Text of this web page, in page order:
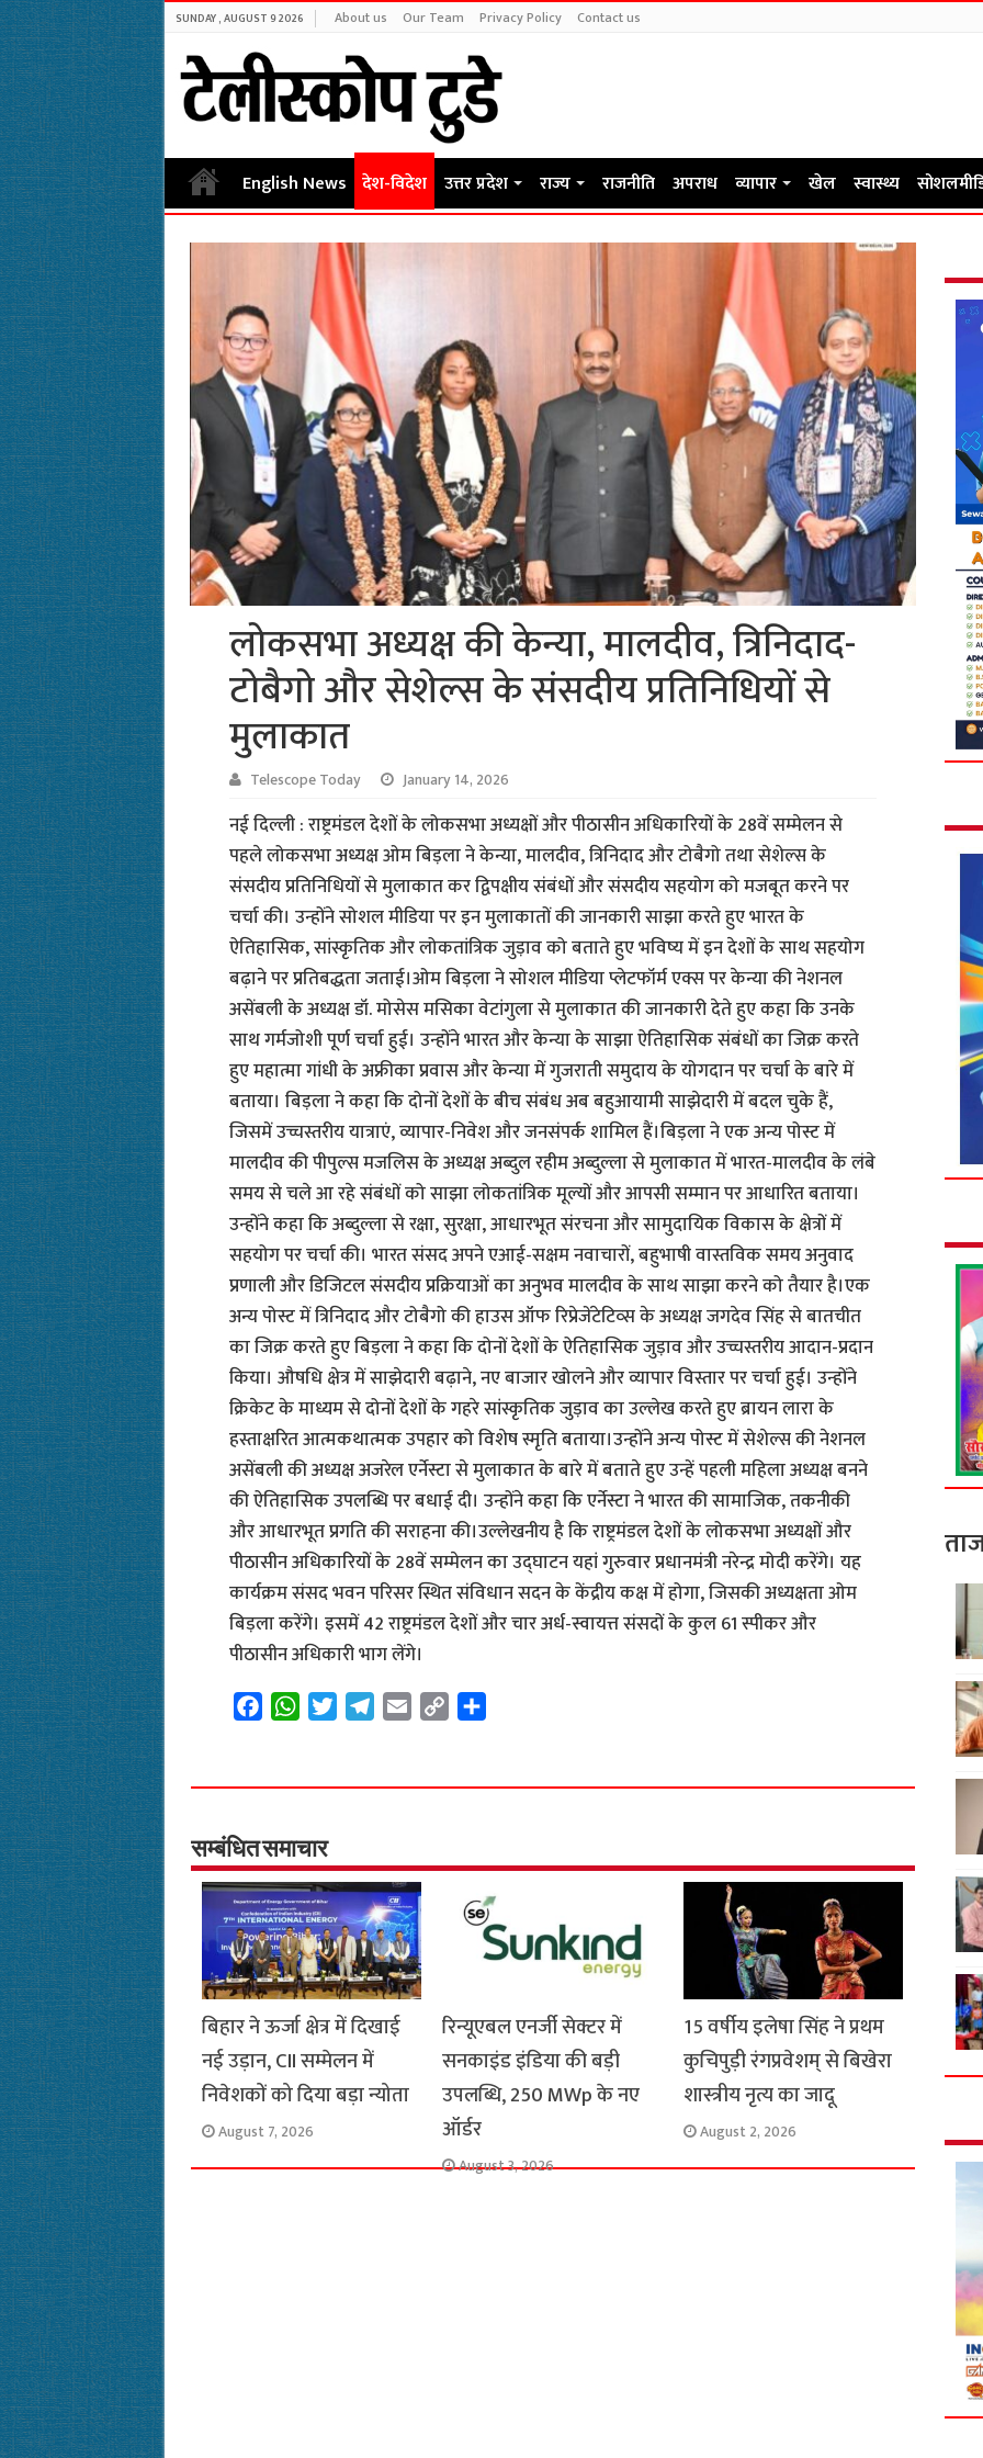
SUNDAY , AUGUST 9 2026 About us Our Team Privacy Policy Contact us
English News देश-विदेश उत्तर प्रदेश राज्य राजनीति अपराध व्यापार खेल स्वास्थ्य
लोकसभा अध्यक्ष की केन्या, मालदीव, त्रिनिदाद-
टोबैगो और सेशेल्स के संसदीय प्रतिनिधियों से
मुलाकात
Telescope Today January 14, 2026
नई दिल्ली : राष्ट्रमंडल देशों के लोकसभा अध्यक्षों और पीठासीन अधिकारियों के 28वें सम्मेलन से
पहले लोकसभा अध्यक्ष ओम बिड़ला ने केन्या, मालदीव, त्रिनिदाद और टोबैगो तथा सेशेल्स के
संसदीय प्रतिनिधियों से मुलाकात कर द्विपक्षीय संबंधों और संसदीय सहयोग को मजबूत करने पर
चर्चा की। उन्होंने सोशल मीडिया पर इन मुलाकातों की जानकारी साझा करते हुए भारत के
ऐतिहासिक, सांस्कृतिक और लोकतांत्रिक जुड़ाव को बताते हुए भविष्य में इन देशों के साथ सहयोग
बढ़ाने पर प्रतिबद्धता जताई।ओम बिड़ला ने सोशल मीडिया प्लेटफॉर्म एक्स पर केन्या की नेशनल
असेंबली के अध्यक्ष डॉ. मोसेस मसिका वेटांगुला से मुलाकात की जानकारी देते हुए कहा कि उनके
साथ गर्मजोशी पूर्ण चर्चा हुई। उन्होंने भारत और केन्या के साझा ऐतिहासिक संबंधों का जिक्र करते
हुए महात्मा गांधी के अफ्रीका प्रवास और केन्या में गुजराती समुदाय के योगदान पर चर्चा के बारे में
बताया। बिड़ला ने कहा कि दोनों देशों के बीच संबंध अब बहुआयामी साझेदारी में बदल चुके हैं,
जिसमें उच्चस्तरीय यात्राएं, व्यापार-निवेश और जनसंपर्क शामिल हैं।बिड़ला ने एक अन्य पोस्ट में
मालदीव की पीपुल्स मजलिस के अध्यक्ष अब्दुल रहीम अब्दुल्ला से मुलाकात में भारत-मालदीव के लंबे
समय से चले आ रहे संबंधों को साझा लोकतांत्रिक मूल्यों और आपसी सम्मान पर आधारित बताया।
उन्होंने कहा कि अब्दुल्ला से रक्षा, सुरक्षा, आधारभूत संरचना और सामुदायिक विकास के क्षेत्रों में
सहयोग पर चर्चा की। भारत संसद अपने एआई-सक्षम नवाचारों, बहुभाषी वास्तविक समय अनुवाद
प्रणाली और डिजिटल संसदीय प्रक्रियाओं का अनुभव मालदीव के साथ साझा करने को तैयार है।एक
अन्य पोस्ट में त्रिनिदाद और टोबैगो की हाउस ऑफ रिप्रेजेंटेटिव्स के अध्यक्ष जगदेव सिंह से बातचीत
का जिक्र करते हुए बिड़ला ने कहा कि दोनों देशों के ऐतिहासिक जुड़ाव और उच्चस्तरीय आदान-प्रदान
किया। औषधि क्षेत्र में साझेदारी बढ़ाने, नए बाजार खोलने और व्यापार विस्तार पर चर्चा हुई। उन्होंने
क्रिकेट के माध्यम से दोनों देशों के गहरे सांस्कृतिक जुड़ाव का उल्लेख करते हुए ब्रायन लारा के
हस्ताक्षरित आत्मकथात्मक उपहार को विशेष स्मृति बताया।उन्होंने अन्य पोस्ट में सेशेल्स की नेशनल
असेंबली की अध्यक्ष अजरेल एर्नेस्टा से मुलाकात के बारे में बताते हुए उन्हें पहली महिला अध्यक्ष बनने
की ऐतिहासिक उपलब्धि पर बधाई दी। उन्होंने कहा कि एर्नेस्टा ने भारत की सामाजिक, तकनीकी
और आधारभूत प्रगति की सराहना की।उल्लेखनीय है कि राष्ट्रमंडल देशों के लोकसभा अध्यक्षों और
पीठासीन अधिकारियों के 28वें सम्मेलन का उद्घाटन यहां गुरुवार प्रधानमंत्री नरेन्द्र मोदी करेंगे। यह
कार्यक्रम संसद भवन परिसर स्थित संविधान सदन के केंद्रीय कक्ष में होगा, जिसकी अध्यक्षता ओम
बिड़ला करेंगे। इसमें 42 राष्ट्रमंडल देशों और चार अर्ध-स्वायत्त संसदों के कुल 61 स्पीकर और
पीठासीन अधिकारी भाग लेंगे।
e
o
o
k
W
t
A
p
p
t
r
e
a
m
i
y
n
r
सम्बंधित समाचार
बिहार ने ऊर्जा क्षेत्र में दिखाई
नई उड़ान, CII सम्मेलन में
निवेशकों को दिया बड़ा न्योता
August 7, 2026
रिन्यूएबल एनर्जी सेक्टर में
सनकाइंड इंडिया की बड़ी
उपलब्धि, 250 MWp के नए
ऑर्डर
August 3, 2026
15 वर्षीय इलेषा सिंह ने प्रथम
कुचिपुड़ी रंगप्रवेशम् से बिखेरा
शास्त्रीय नृत्य का जादू
August 2, 2026